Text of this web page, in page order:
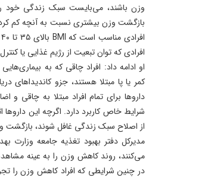
وزن باشند، می‌بایست سبک زندگی خود
بازگشت وزن بیشتری نسبت به آنچه کم‌
افرادی که توان تبعیت از رژیم غذایی یا
او ادامه داد: افراد چاقی که به
کمر یا پا مبتلا هستند، جزو
داروها برای تمام افراد مبتلا به چاقی
شرایط خاص کاربرد دارد. اگرچه این
از اصلاح سبک زندگی غافل شوند، بازگشت
مدیرکل دفتر بهبود تغذیه جامعه وزارت
می‌کنند، روند کاهش وزن را به عینه
در چنین شرایطی که افراد کاهش وزن را